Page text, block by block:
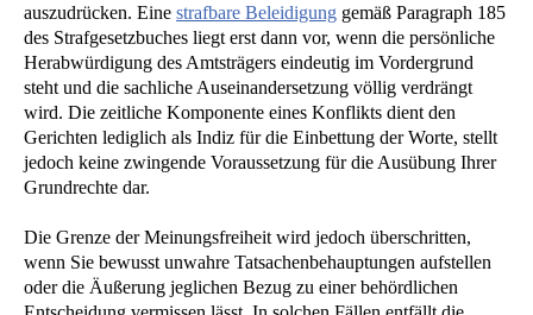
auszudrücken. Eine strafbare Beleidigung gemäß Paragraph 185
des Strafgesetzbuches liegt erst dann vor, wenn die persönliche
Herabwürdigung des Amtsträgers eindeutig im Vordergrund
steht und die sachliche Auseinandersetzung völlig verdrängt
wird. Die zeitliche Komponente eines Konflikts dient den
Gerichten lediglich als Indiz für die Einbettung der Worte, stellt
jedoch keine zwingende Voraussetzung für die Ausübung Ihrer
Grundrechte dar.
Die Grenze der Meinungsfreiheit wird jedoch überschritten,
wenn Sie bewusst unwahre Tatsachenbehauptungen aufstellen
oder die Äußerung jeglichen Bezug zu einer behördlichen